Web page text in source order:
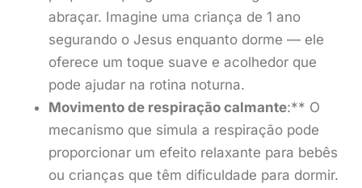
abraçar. Imagine uma criança de 1 ano
segurando o Jesus enquanto dorme — ele
oferece um toque suave e acolhedor que
pode ajudar na rotina noturna.
Movimento de respiração calmante:** O
mecanismo que simula a respiração pode
proporcionar um efeito relaxante para bebês
ou crianças que têm dificuldade para dormir.